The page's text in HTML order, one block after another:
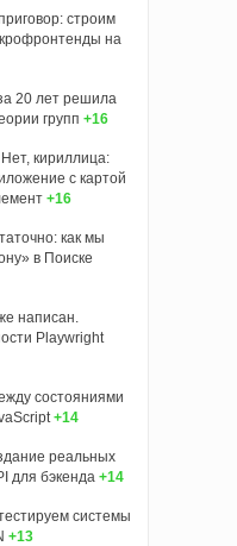
строим
на
20 лет решила
групп +16
кириллица:
с картой
+16
как мы
в Поиске
написан.
Playwright
состояниями
+14
реальных
для бэкенда +14
системы
+13